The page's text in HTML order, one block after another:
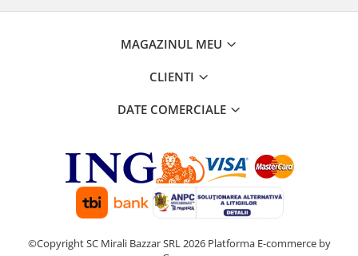
MAGAZINUL MEU
CLIENTI
DATE COMERCIALE
©Copyright SC Mirali Bazzar SRL 2026 Platforma E-commerce by